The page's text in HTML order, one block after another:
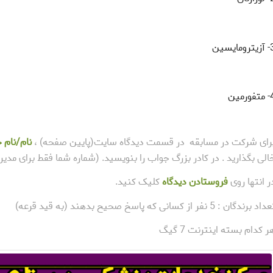
شرکت در مسابقه در قسمت دیدگاه سایت(پایین صفحه) ،نام/نام
بگذارید . در کادر بزرگ جواب را بنویسید. (شماره شما فقط برای
انتها رویفروستادن دیدگاهکلیک کنید.
برندگان : 5 نفر از کسانی که پاسخ صحیح بدهند (به قید قرعه)
کدام بسته اینترنت 7 گیگ